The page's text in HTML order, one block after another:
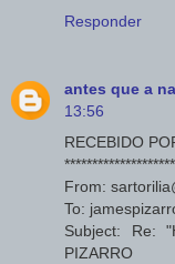
Responder
antes que a
13:56
RECEBIDO
From:
To:
Subject: Re:
PIZARRO